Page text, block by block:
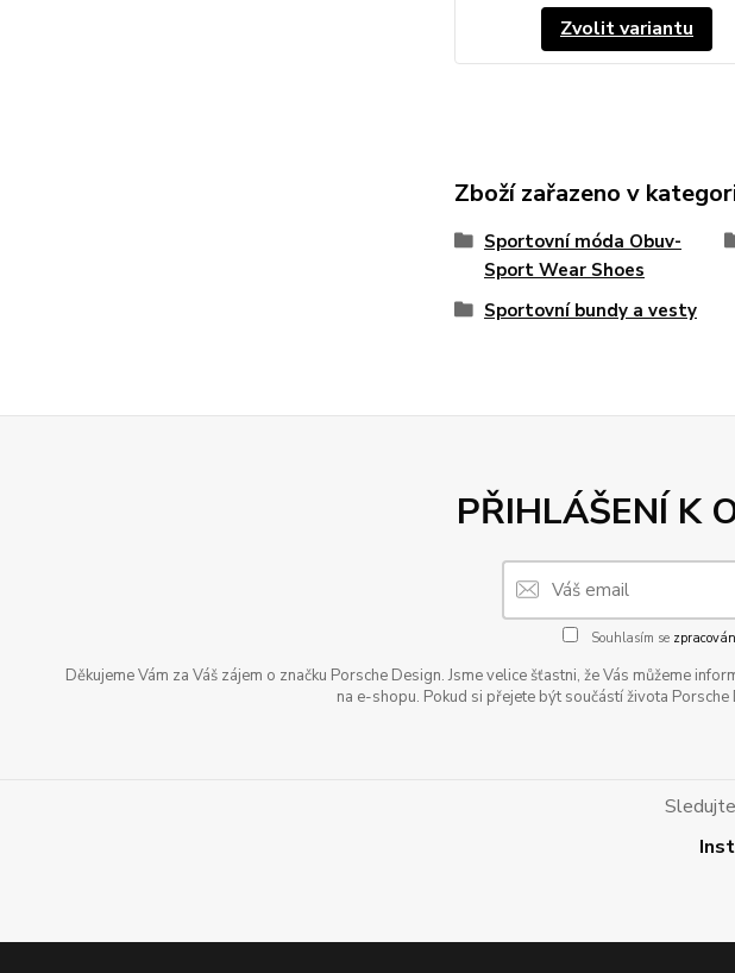
Zvolit variantu
Zboží zařazeno v
Sportovní móda Obuv-
Sport Wear Shoes
Sportovní bundy a vesty
PŘIHLÁŠENÍ K
Souhlasím se
Děkujeme Vám za Váš zájem o značku Porsche Design. Jsme velice šťastni, že Vás můžeme
na e-shopu. Pokud si přejete být součástí života